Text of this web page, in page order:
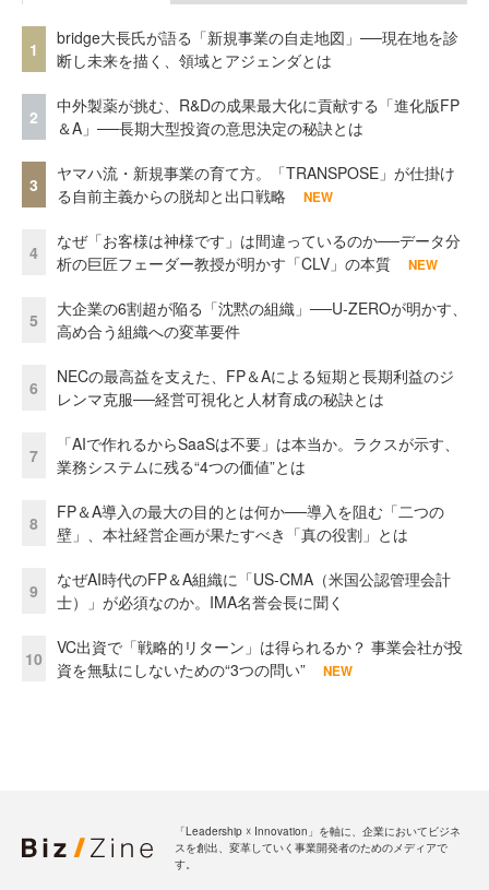
1
bridge大長氏が語る「新規事業の自走地図」──現在地を診
断し未来を描く、領域とアジェンダとは
2
中外製薬が挑む、R&Dの成果最大化に貢献する「進化版FP
＆A」──長期大型投資の意思決定の秘訣とは
3
ヤマハ流・新規事業の育て方。「TRANSPOSE」が仕掛け
る自前主義からの脱却と出口戦略
NEW
4
なぜ「お客様は神様です」は間違っているのか──データ分
析の巨匠フェーダー教授が明かす「CLV」の本質
NEW
5
大企業の6割超が陥る「沈黙の組織」──U-ZEROが明かす、
高め合う組織への変革要件
6
NECの最高益を支えた、FP＆Aによる短期と長期利益のジ
レンマ克服──経営可視化と人材育成の秘訣とは
7
「AIで作れるからSaaSは不要」は本当か。ラクスが示す、
業務システムに残る“4つの価値”とは
8
FP＆A導入の最大の目的とは何か──導入を阻む「二つの
壁」、本社経営企画が果たすべき「真の役割」とは
9
なぜAI時代のFP＆A組織に「US-CMA（米国公認管理会計
士）」が必須なのか。IMA名誉会長に聞く
10
VC出資で「戦略的リターン」は得られるか？ 事業会社が投
資を無駄にしないための“3つの問い”
NEW
「Leadership ☓ Innovation」を軸に、企業においてビジネ
スを創出、変革していく事業開発者のためのメディアで
す。